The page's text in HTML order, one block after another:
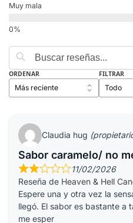
Muy mala
ORDENAR FILTRAR
Claudia hug
Sabor caramelo/ no
11/02/2026
Reseña de Heaven & Hell
Espere una y otra vez la
llegó. El sabor es bastante a
me esper